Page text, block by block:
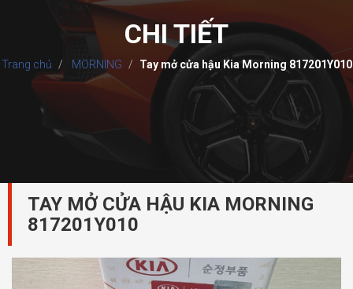
CHI TIẾT
Trang chủ MORNING Tay mở cửa hậu Kia Morning 817201Y010
TAY MỞ CỬA HẬU KIA MORNING
817201Y010